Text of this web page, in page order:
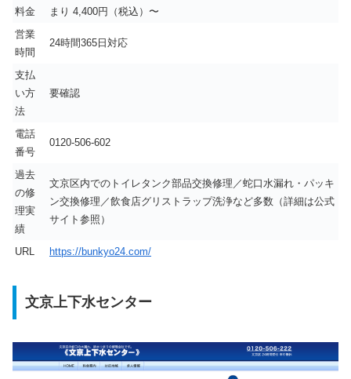
料金
まり 4,400円（税込）〜
営業
時間
24時間365日対応
支払
い方
法
要確認
電話
番号
0120-506-602
過去
の修
理実
績
文京区内でのトイレタンク部品交換修理／蛇口水漏れ・パッキ
ン交換修理／飲食店グリストラップ洗浄など多数（詳細は公式
サイト参照）
URL https://bunkyo24.com/
文京上下水センター